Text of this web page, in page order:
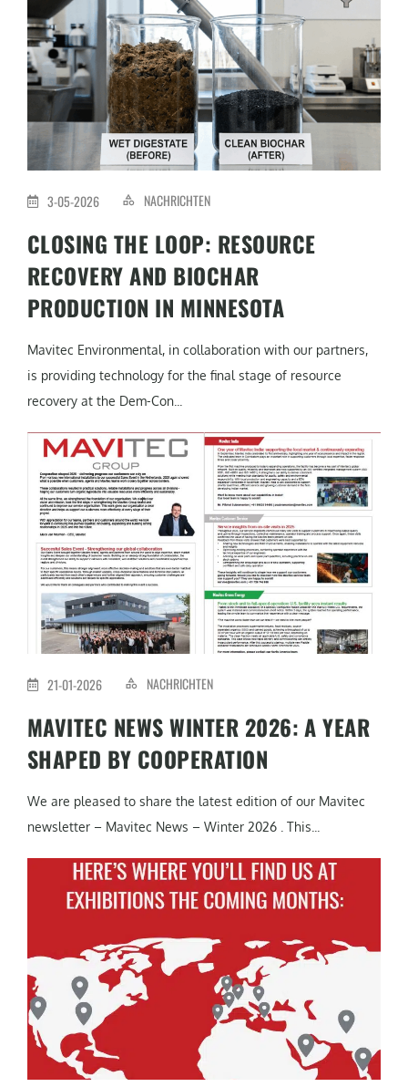
3-05-2026 NACHRICHTEN
CLOSING THE LOOP: RESOURCE
RECOVERY AND BIOCHAR
PRODUCTION IN MINNESOTA
Mavitec Environmental, in collaboration with our partners,
is providing technology for the final stage of resource
recovery at the Dem-Con...
21-01-2026 NACHRICHTEN
MAVITEC NEWS WINTER 2026: A YEAR
SHAPED BY COOPERATION
We are pleased to share the latest edition of our Mavitec
newsletter – Mavitec News – Winter 2026 . This...